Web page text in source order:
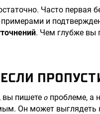
Часто первая
и
. Чем глубже вы
вы пишете о проблеме, а
Он может выглядеть